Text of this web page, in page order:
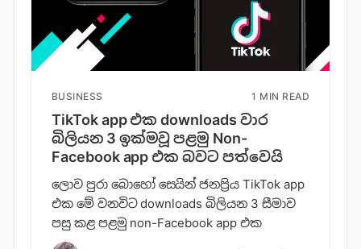
BUSINESS 1 MIN READ
TikTok app එක downloads වාර
බිලියන 3 ඉක්මවූ පළමු Non-
Facebook app එක බවට පත්වෙයි
ලොව පුරා බොහෝ සෙයින් ජනප්‍රිය TikTok app
එක මේ වනවිට downloads බිලියන 3 සීමාව
පසු කළ පළමු non-Facebook app එක